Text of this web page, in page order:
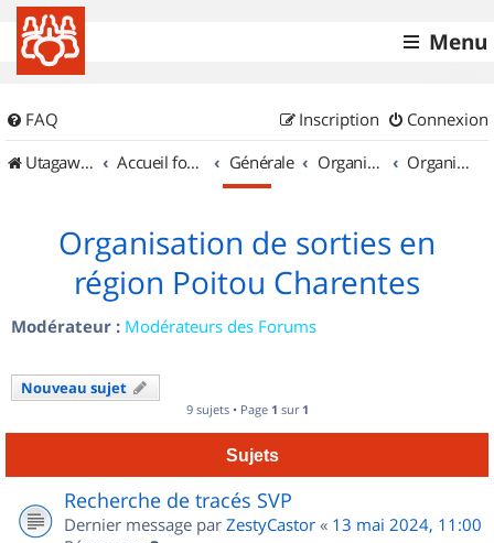
Menu
FAQ Connexion
Inscription
UtagawaVTT (Randos VTT et VTTAE avec traces GPS)
Accueil forum Générale Organisation de sorties & Recherche de partenaires Organisation de sorties en région Poitou Charentes
Organisation de sorties en
région Poitou Charentes
Modérateur : Modérateurs des Forums
Nouveau sujet
9 sujets • Page 1 sur 1
Sujets
Recherche de tracés SVP
Dernier message par ZestyCastor « 13 mai 2024, 11:00